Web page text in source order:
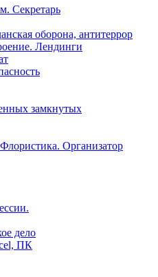
Секретарь
оборона, антитеррор
Лендинги
замкнутых
Организатор
дело
ПК